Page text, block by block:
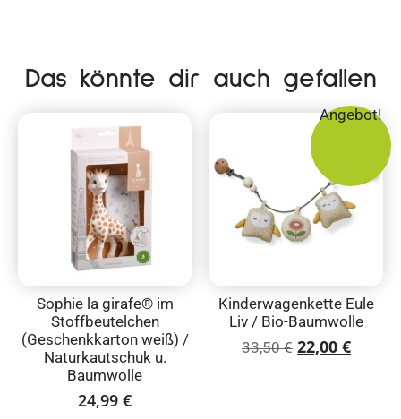
Das könnte dir auch gefallen
Sophie la girafe® im
Stoffbeutelchen
(Geschenkkarton weiß) /
Naturkautschuk u.
Baumwolle
24,99 €
Angebot!
Kinderwagenkette Eule
Liv / Bio-Baumwolle
33,50€ 22,00 €